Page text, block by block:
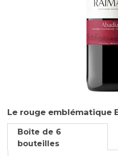
to
the
beginning
of
Le rouge emblématique
Boîte de 6
bouteilles